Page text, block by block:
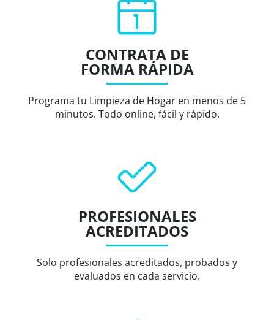
CONTRATA DE
FORMA RÁPIDA
Programa tu Limpieza de Hogar en menos de 5
minutos. Todo online, fácil y rápido.
PROFESIONALES
ACREDITADOS
Solo profesionales acreditados, probados y
evaluados en cada servicio.